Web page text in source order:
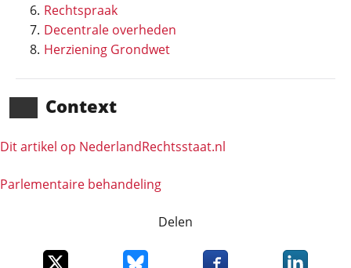
Rechtspraak
Decentrale overheden
Herziening Grondwet
Context
Dit artikel op NederlandRechts­staat.nl
Parlementaire behandeling
Delen
Deel dit item op XDeel dit item op Bluesky
Deel dit item opDeel dit